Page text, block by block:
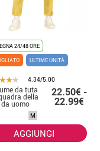
24/48 ORE
ULTIME UNITÀ
4.34/5.00
da tuta
della
uomo
22.50€ -
22.99€
M
AGGIUNGI